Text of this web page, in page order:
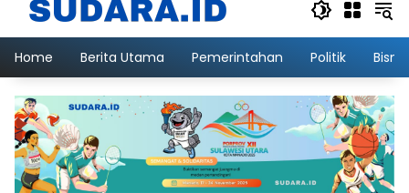
Home Berita Utama Pemerintahan Politik